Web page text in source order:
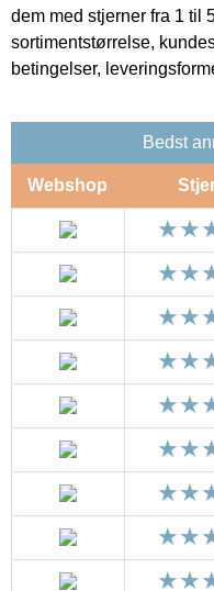
dem med stjerner fra 1 til
sortimentstørrelse,
betingelser,
Bedst
Webshop